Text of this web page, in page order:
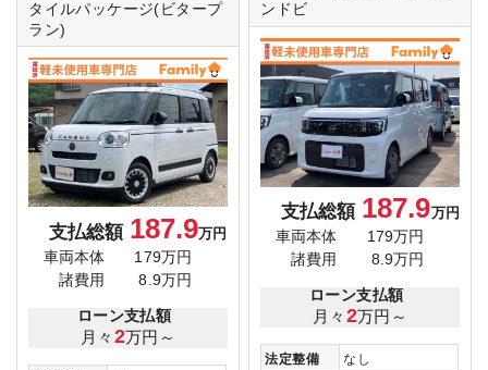
タイルパッケージ(ビタープ
ラン)
支払総額 187.9万円
車両本体
179万円
諸費用
8.9万円
ローン支払額
月々 2万円～
ンドビ
支払総額 187.9万円
車両本体
179万円
諸費用
8.9万円
ローン支払額
月々 2万円～
法定整備
なし